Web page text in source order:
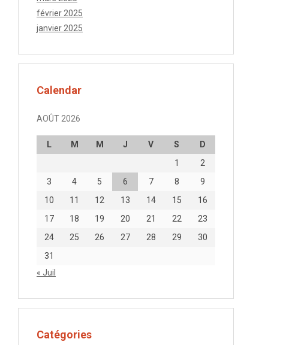
février 2025
janvier 2025
Calendar
AOÛT 2026
L M M J V S
D
1
2
3
4 5 6 7 8
9
10
11 12 13 14 15
16
17
18 19 20 21 22
23
24
25 26 27 28 29
30
31
« Juil
Catégories